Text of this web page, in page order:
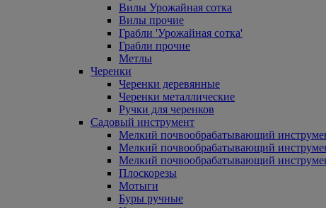
Вилы Урожайная сотка
Вилы прочие
Грабли 'Урожайная сотка'
Грабли прочие
Метлы
Черенки
Черенки деревянные
Черенки металлические
Ручки для черенков
Садовый инструмент
Мелкий почвообрабатывающий
Мелкий почвообрабатывающий
Мелкий почвообрабатывающий
Плоскорезы
Мотыги
Буры ручные